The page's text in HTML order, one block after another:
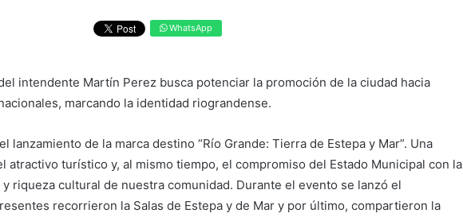
WhatsApp
intendente Martín Perez busca potenciar la promoción de la ciudad hacia
marcando la identidad riograndense.
lanzamiento de la marca destino “Río Grande: Tierra de Estepa y Mar”. Una
atractivo turístico y, al mismo tiempo, el compromiso del Estado Municipal con la
riqueza cultural de nuestra comunidad. Durante el evento se lanzó el
recorrieron la Salas de Estepa y de Mar y por último, compartieron la